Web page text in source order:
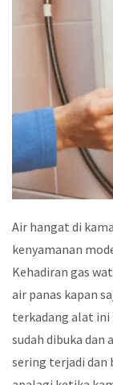
Air hangat di
kenyamanan
Kehadiran gas
air panas kapan
terkadang alat ini
sudah dibuka dan
sering terjadi dan